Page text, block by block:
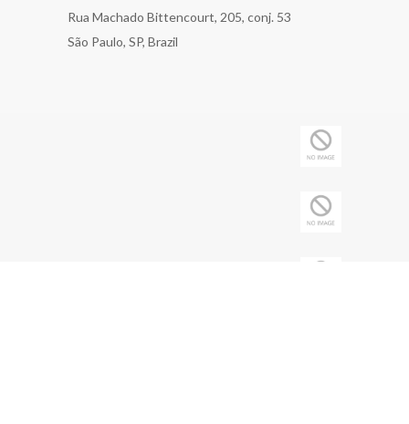
Rua Machado Bittencourt, 205, conj. 53
São Paulo, SP, Brazil